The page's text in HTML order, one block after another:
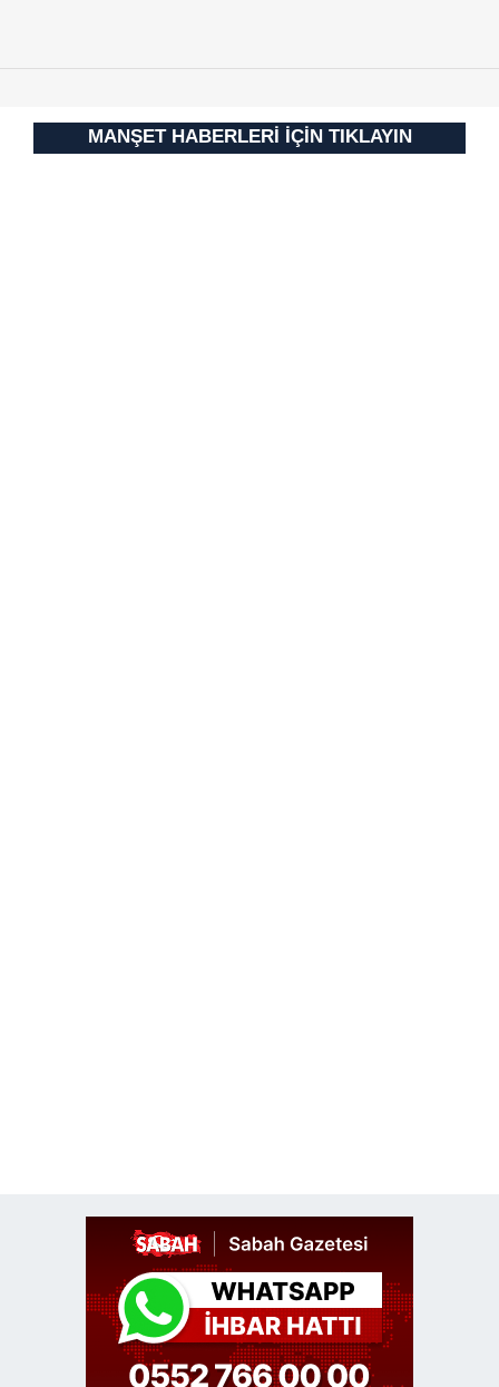
MANŞET HABERLERİ İÇİN TIKLAYIN